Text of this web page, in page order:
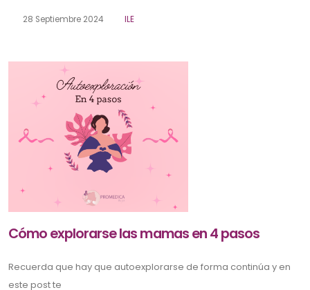
28 Septiembre 2024 ILE
Cómo explorarse las mamas en 4 pasos
Recuerda que hay que autoexplorarse de forma continúa y en
este post te